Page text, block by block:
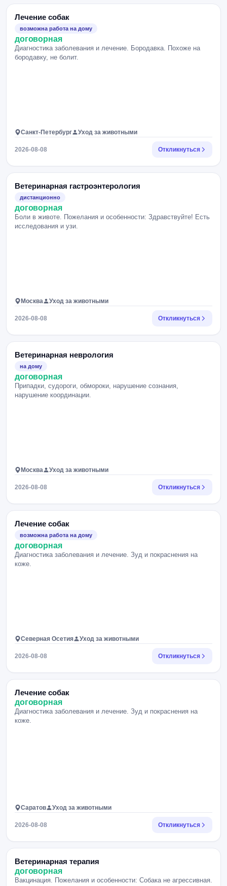
Лечение собак
возможна работа на дому
договорная
Диагностика заболевания и лечение. Бородавка. Похоже на
бородавку, не болит.
Санкт-Петербург Уход за животными
2026-08-08 Откликнуться
Ветеринарная гастроэнтерология
дистанционно
договорная
Боли в животе. Пожелания и особенности: Здравствуйте! Есть
исследования и узи.
Москва Уход за животными
2026-08-08 Откликнуться
Ветеринарная неврология
на дому
договорная
Припадки, судороги, обмороки, нарушение сознания,
нарушение координации.
Москва Уход за животными
2026-08-08 Откликнуться
Лечение собак
возможна работа на дому
договорная
Диагностика заболевания и лечение. Зуд и покраснения на
коже.
Северная Осетия Уход за животными
2026-08-08 Откликнуться
Лечение собак
договорная
Диагностика заболевания и лечение. Зуд и покраснения на
коже.
Саратов Уход за животными
2026-08-08 Откликнуться
Ветеринарная терапия
договорная
Вакцинация. Пожелания и особенности: Собака не агрессивная.